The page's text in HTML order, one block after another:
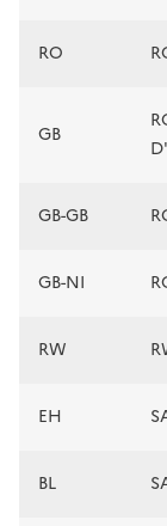
RO
GB
GB-GB
GB-NI
RW
EH
BL